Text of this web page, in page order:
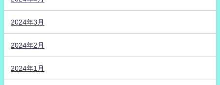
2024年3月
2024年2月
2024年1月